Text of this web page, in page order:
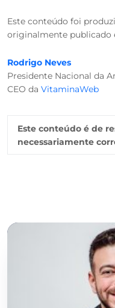
Este conteúdo foi
originalmente publicado
Rodrigo Neves
Presidente Nacional da
CEO da VitaminaWeb
Este conteúdo é de
necessariamente